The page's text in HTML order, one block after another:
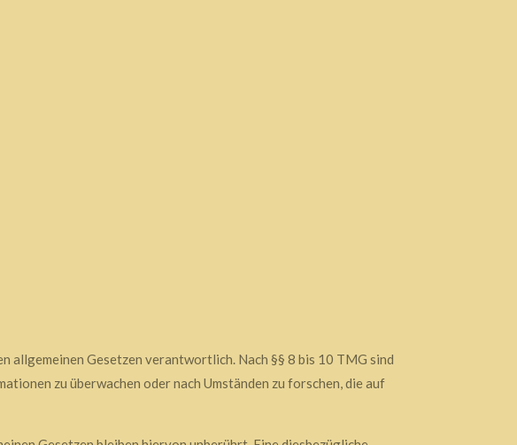
allgemeinen Gesetzen verantwortlich. Nach §§ 8 bis 10 TMG sind
zu überwachen oder nach Umständen zu forschen, die auf